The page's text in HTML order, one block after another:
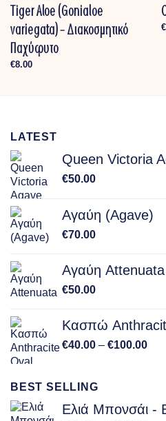
Tiger Aloe (Gonialoe
variegata) – Διακοσμητικό
Παχύφυτο
€8.00
€
LATEST
Queen Victoria
€50.00
Αγαύη (Agave)
€70.00
Αγαύη Attenuata
€50.00
Κασπώ
€40.00 – €100.00Price
BEST SELLING
Ελιά Μπονσάι -